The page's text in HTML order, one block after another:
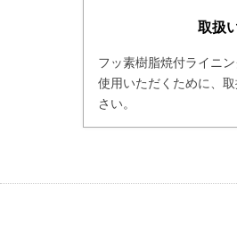
取扱
フッ素樹脂焼付ライニ
使用いただくために、
さい。